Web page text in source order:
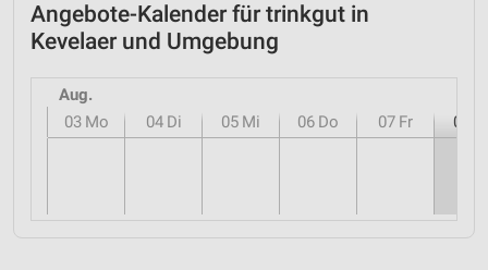
Angebote-Kalender für trinkgut in
Kevelaer und Umgebung
Aug.
03 Mo 04 Di 05 Mi 06 Do 07 Fr 08